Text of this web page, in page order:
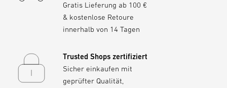
Gratis Lieferung ab 100 €
& kostenlose Retoure
innerhalb von 14 Tagen
Trusted Shops zertifiziert
Sicher einkaufen mit
geprüfter Qualität,